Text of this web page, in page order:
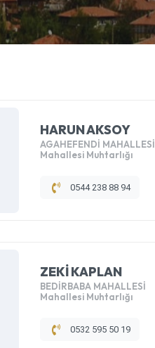
HARUN AKSOY
AGAHEFENDİ MAHALLESİ
Mahallesi Muhtarlığı
0544 238 88 94
ZEKİ KAPLAN
BEDİRBABA MAHALLESİ
Mahallesi Muhtarlığı
0532 595 50 19